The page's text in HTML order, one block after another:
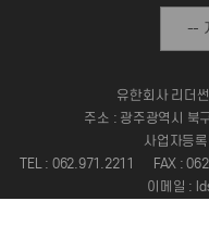
유한회사 리더
주소 : 광주광역시 북
사업자등
TEL : 062.971.2211
FAX :
이메일 :